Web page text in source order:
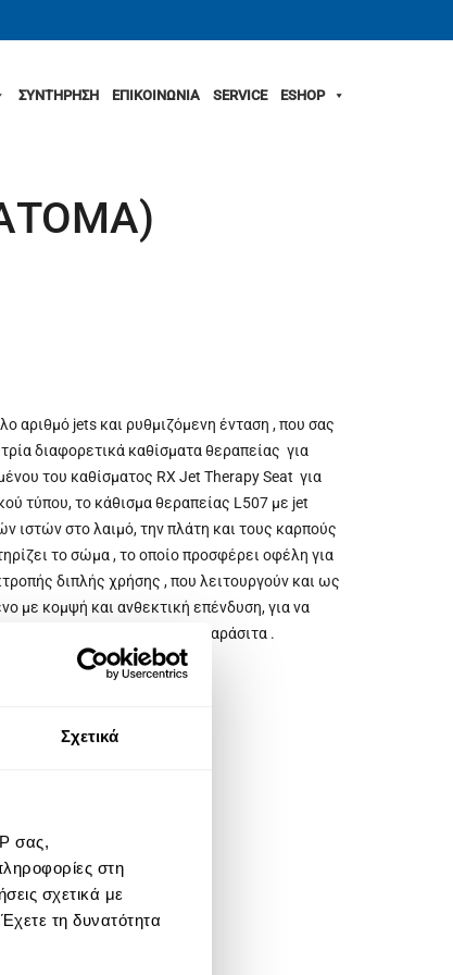
Σχετικά
σας,
στη
σχετικά με
τη δυνατότητα
ΣΥΝΤΗΡΗΣΗ ΕΠΙΚΟΙΝΩΝΙΑ SERVICE ESHOP
ΑΤΟΜΑ)
αριθμό jets και ρυθμιζόμενη ένταση , που σας
διαφορετικά καθίσματα θεραπείας για
του καθίσματος RX Jet Therapy Seat για
τύπου, το κάθισμα θεραπείας L507 με jet
ιστών στο λαιμό, την πλάτη και τους καρπούς
το σώμα , το οποίο προσφέρει οφέλη για
διπλής χρήσης , που λειτουργούν και ως
με κομψή και ανθεκτική επένδυση, για να
τη βρωμιά και τα παράσιτα .